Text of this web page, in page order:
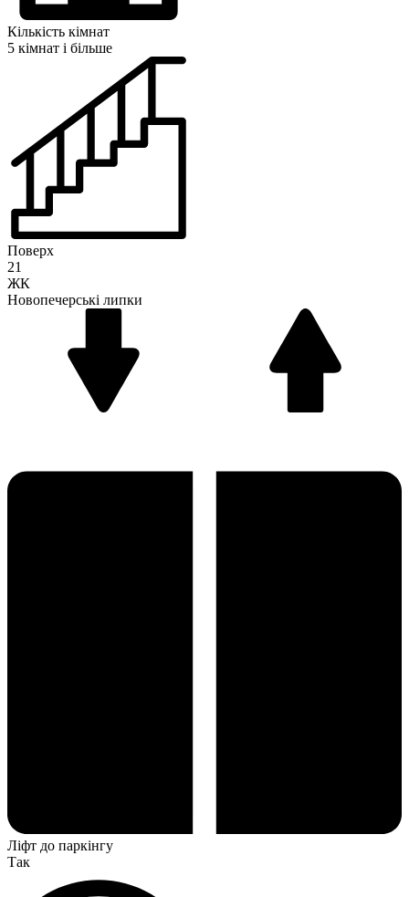
Кількість кімнат
5 кімнат і більше
Поверх
21
ЖК
Новопечерські липки
Ліфт до паркінгу
Так